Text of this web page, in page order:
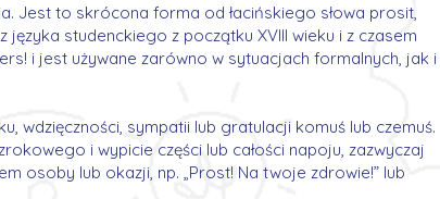
Jest to skrócona forma od łacińskiego słowa prosit,
języka studenckiego z początku XVIII wieku i z czasem
i jest używane zarówno w sytuacjach formalnych, jak i
wdzięczności, sympatii lub gratulacji komuś lub czemuś.
i wypicie części lub całości napoju, zazwyczaj
osoby lub okazji, np. „Prost! Na twoje zdrowie!” lub